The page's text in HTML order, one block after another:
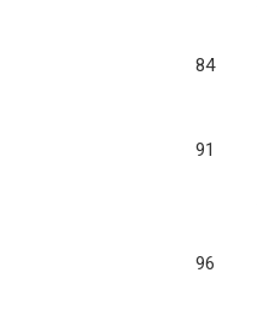
84
91
96